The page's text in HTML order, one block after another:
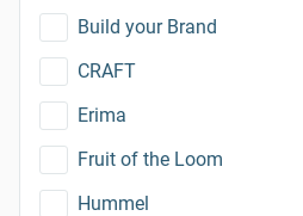
Build your Brand
CRAFT
Erima
Fruit of the Loom
Hummel